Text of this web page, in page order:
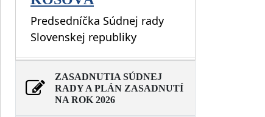
Predsedníčka Súdnej rady
Slovenskej republiky
ZASADNUTIA SÚDNEJ
RADY A PLÁN ZASADNUTÍ
NA ROK 2026